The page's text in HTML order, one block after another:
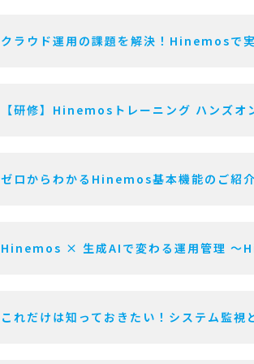
クラウド運用の課題を解決！Hinemosで
【研修】Hinemosトレーニング ハンズ
ゼロからわかるHinemos基本機能のご紹
Hinemos × 生成AIで変わる運用管理 〜
これだけは知っておきたい！システム監